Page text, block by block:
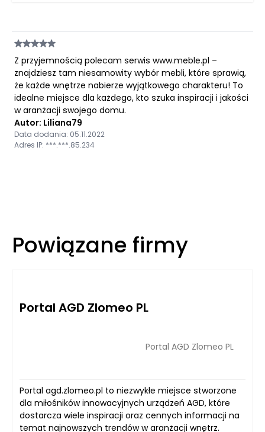
Z przyjemnością polecam serwis www.meble.pl –
znajdziesz tam niesamowity wybór mebli, które sprawią,
że każde wnętrze nabierze wyjątkowego charakteru! To
idealne miejsce dla każdego, kto szuka inspiracji i jakości
w aranżacji swojego domu.
Autor: Liliana79
Data dodania: 05.11.2022
Adres IP: ***.***.85.234
Powiązane firmy
Portal AGD Zlomeo PL
Portal AGD Zlomeo PL
Portal agd.zlomeo.pl to niezwykłe miejsce stworzone
dla miłośników innowacyjnych urządzeń AGD, które
dostarcza wiele inspiracji oraz cennych informacji na
temat najnowszych trendów w aranżacji wnętrz.